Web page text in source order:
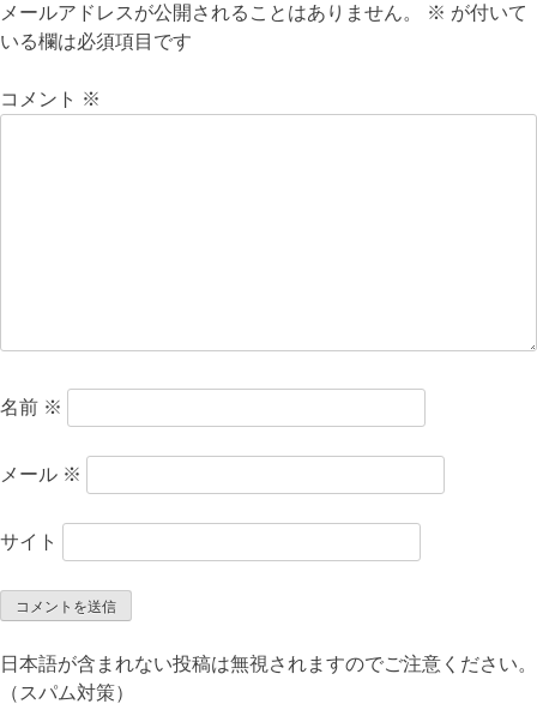
ゲ
シ
メールアドレスが公開されることはありません。 ※ が付いて
いる欄は必須項目です
コメント ※
名前 ※
メール ※
サイト
日本語が含まれない投稿は無視されますのでご注意ください。
（スパム対策）